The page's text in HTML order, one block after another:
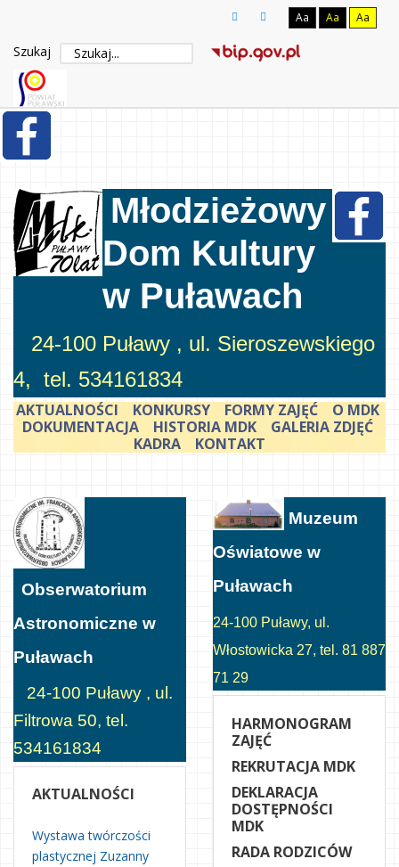
Aa Aa Aa
Szukaj
Młodzieżowy
Dom Kultury
w Puławach
24-100 Puławy , ul. Sieroszewskiego
4, tel. 534161834
AKTUALNOŚCI KONKURSY FORMY ZAJĘĆ
O MDK
DOKUMENTACJA
HISTORIA MDK
GALERIA ZDJĘĆ
KADRA
KONTAKT
Obserwatorium
Astronomiczne w
Puławach
24-100 Puławy , ul.
Filtrowa 50, tel.
534161834
AKTUALNOŚCI
Wystawa twórczości
plastycznej Zuzanny
Muzeum
Oświatowe w
Puławach
24-100 Puławy, ul.
Włostowicka 27, tel. 81 887
71 29
HARMONOGRAM
ZAJĘĆ
REKRUTACJA MDK
DEKLARACJA
DOSTĘPNOŚCI
MDK
RADA RODZICÓW